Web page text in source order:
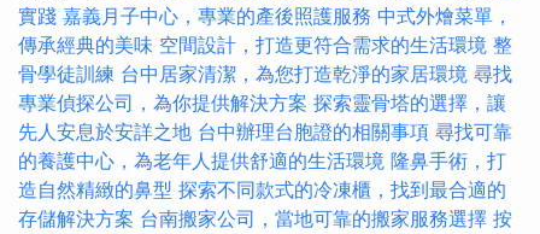
實踐 嘉義月子中心，專業的產後照護服務 中式外燴菜單，
傳承經典的美味 空間設計，打造更符合需求的生活環境 整
骨學徒訓練 台中居家清潔，為您打造乾淨的家居環境 尋找
專業偵探公司，為你提供解決方案 探索靈骨塔的選擇，讓
先人安息於安詳之地 台中辦理台胞證的相關事項 尋找可靠
的養護中心，為老年人提供舒適的生活環境 隆鼻手術，打
造自然精緻的鼻型 探索不同款式的冷凍櫃，找到最合適的
存儲解決方案 台南搬家公司，當地可靠的搬家服務選擇 按